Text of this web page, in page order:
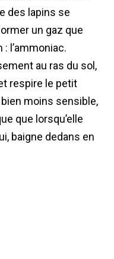
des lapins se
un gaz que
l’ammoniac.
au ras du sol,
respire le petit
moins sensible,
que lorsqu’elle
baigne dedans en